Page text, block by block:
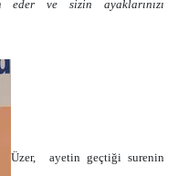
ve sizin ayaklarınızı
Üzer, ayetin geçtiği surenin